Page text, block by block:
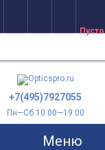
Пусто
+7(495)7927055
Пн—Сб 10:00—19:00
Меню